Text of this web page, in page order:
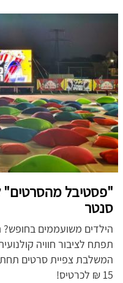
"פסטיבל מהסרטים"
סנטר
תפתח לציבור חוויה
המשלבת צפיית סרטים
15 ₪ לכרטיס!